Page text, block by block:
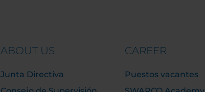
ABOUT US
Junta Directiva
CAREER
Puestos vacantes